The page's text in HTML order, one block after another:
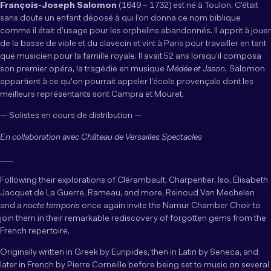
François-Joseph Salomon (1649 – 1732) est né à Toulon. C’était
sans doute un enfant déposé à qui l’on donna ce nom biblique
comme il était d’usage pour les orphelins abandonnés. Il apprit à jouer
de la basse de viole et du clavecin et vint à Paris pour travailler en tant
que musicien pour la famille royale. Il avait 52 ans lorsqu’il composa
son premier opéra, la tragédie en musique Médée et Jason. Salomon
appartient à ce qu'on pourrait appeler l'école provençale dont les
meilleurs représentants sont Campra et Mouret.
— Solistes en cours de distribution —
En collaboration avec Château de Versailles Spectacles
Following their explorations of Clérambault, Charpentier, Iso, Élisabeth
Jacquet de La Guerre, Rameau, and more, Reinoud Van Mechelen
and a nocte temporis once again invite the Namur Chamber Choir to
join them in their remarkable rediscovery of forgotten gems from the
French repertoire.
Originally written in Greek by Euripides, then in Latin by Seneca, and
later in French by Pierre Corneille before being set to music on several